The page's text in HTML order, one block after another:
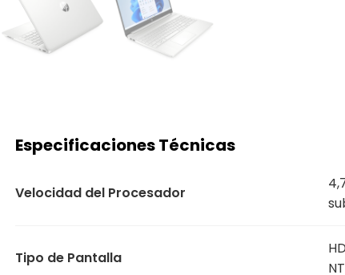
Especificaciones Técnicas
Velocidad del Procesador
Tipo de Pantalla